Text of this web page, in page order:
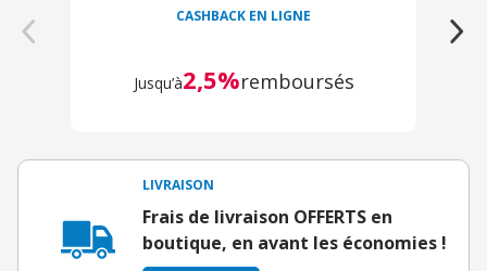
CASHBACK EN LIGNE
Jusqu’à2,5%remboursés
LIVRAISON
Frais de livraison OFFERTS en
boutique, en avant les économies !